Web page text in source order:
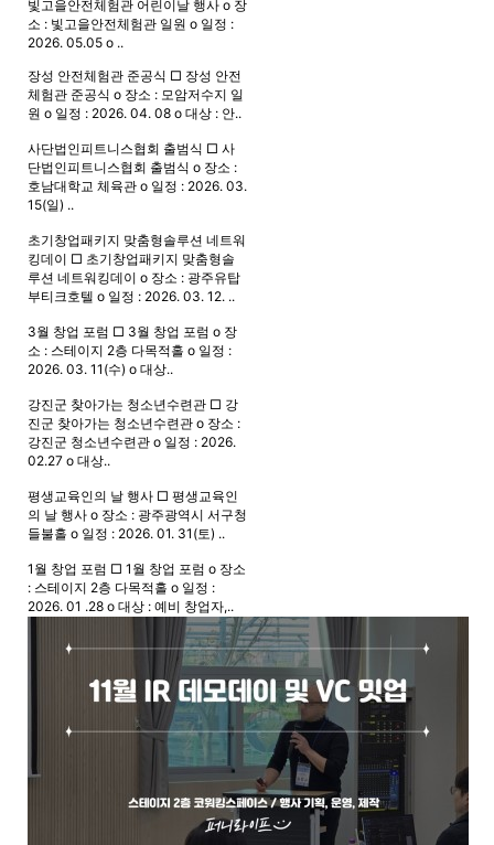
빛고을안전체험관 어린이날 행사 o 장
소 : 빛고을안전체험관 일원 o 일정 :
2026. 05.05 o ..
장성 안전체험관 준공식 □ 장성 안전
체험관 준공식 o 장소 : 모암저수지 일
원 o 일정 : 2026. 04. 08 o 대상 : 안..
사단법인피트니스협회 출범식 □ 사
단법인피트니스협회 출범식 o 장소 :
호남대학교 체육관 o 일정 : 2026. 03.
15(일) ..
초기창업패키지 맞춤형솔루션 네트워
킹데이 □ 초기창업패키지 맞춤형솔
루션 네트워킹데이 o 장소 : 광주유탑
부티크호텔 o 일정 : 2026. 03. 12. ..
3월 창업 포럼 □ 3월 창업 포럼 o 장
소 : 스테이지 2층 다목적홀 o 일정 :
2026. 03. 11(수) o 대상..
강진군 찾아가는 청소년수련관 □ 강
진군 찾아가는 청소년수련관 o 장소 :
강진군 청소년수련관 o 일정 : 2026.
02.27 o 대상..
평생교육인의 날 행사 □ 평생교육인
의 날 행사 o 장소 : 광주광역시 서구청
들불홀 o 일정 : 2026. 01. 31(토) ..
1월 창업 포럼 □ 1월 창업 포럼 o 장소
: 스테이지 2층 다목적홀 o 일정 :
2026. 01 .28 o 대상 : 예비 창업자,..